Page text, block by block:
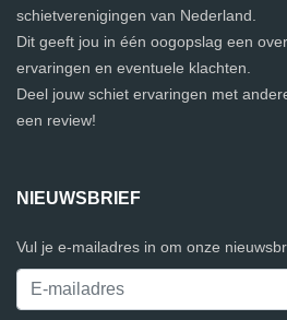
schietverenigingen van Nederland.
Dit geeft jou in één oogopslag een
ervaringen en eventuele klachten.
Deel jouw schiet ervaringen met
een review!
NIEUWSBRIEF
Vul je e-mailadres in om onze